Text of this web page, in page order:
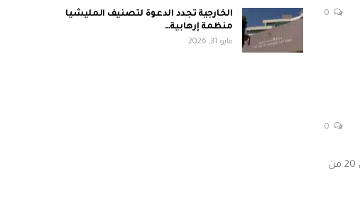
فلسطينيين بالسجون الإسرائيلية بحلول الساعة 9:00 بتوقيت غرينتش، غداً (الاثنين). ويُعتقد أن 20 من
الخارجية تجدد الدعوة لتصنيف المليشيا
منظمة إرهابية…
مايو 31, 2026